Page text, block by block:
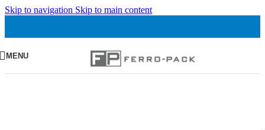
Skip to navigation Skip to main content
MENU